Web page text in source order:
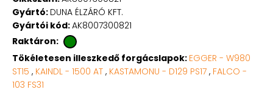
Gyártó: DUNA ÉLZÁRÓ KFT.
Gyártói kód:AK8007300821
Raktáron:
Tökéletesen illeszkedő forgácslapok: EGGER - W980
ST15 , KAINDL - 1500 AT , KASTAMONU - D129 PS17 , FALCO -
103 FS31